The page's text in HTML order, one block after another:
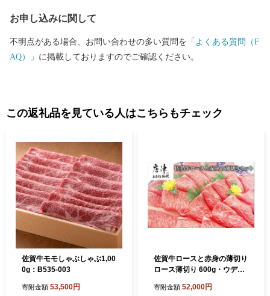
産する県下有数の畜産地でもあります。
お申し込みに関して
不明点がある場合、お問い合わせの多い質問を 「よくある質問（F
AQ）」 に掲載しておりますのでご確認ください。
この返礼品を見ている人はこちらもチェック
佐賀牛モモしゃぶしゃぶ1,00
0g：B535-003
寄附金額 53,500円
佐賀牛ロースと赤身の薄切り
ロース薄切り 600g・ウデま
計1.2㎏) すき焼き しゃぶし
寄附金額 52,000円